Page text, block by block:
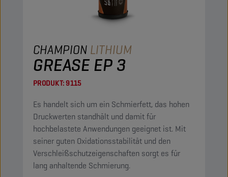
CHAMPION LITHIUM
GREASE EP 3
PRODUKT:9115
Es handelt sich um ein Schmierfett, das hohen
Druckwerten standhält und damit für
hochbelastete Anwendungen geeignet ist. Mit
seiner guten Oxidationsstabilität und den
Verschleißschutzeigenschaften sorgt es für
lang anhaltende Schmierung.